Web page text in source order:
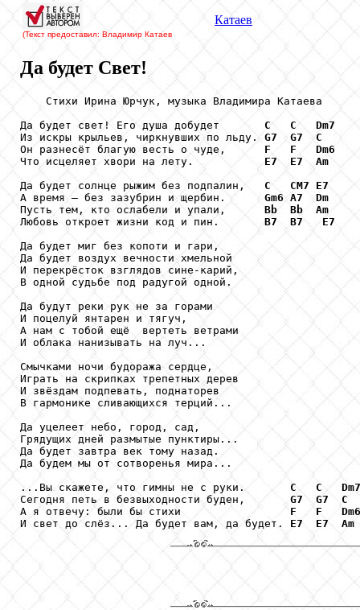
(Текст предоставил: Владимир Катаев
Катаев
Да будет Свет!
    Стихи Ирина Юрчук, музыка Владимира Катаева
Да будет свет! Его душа добудет C C
Dm7
Из искры крыльев, чиркнувших по льду. G7 G7
C
Он разнесёт благую весть о чуде, F F
Dm6
Что исцеляет хвори на лету. E7 E7
Am
Да будет солнце рыжим без подпалин, C CM7
E7
А время – без зазубрин и щербин. Gm6 A7
Dm
Пусть тем, кто ослабели и упали, Bb Bb
Am
Любовь откроет жизни код и пин. B7 B7
E7
Да будет миг без копоти и гари,
Да будет воздух вечности хмельной
И перекрёсток взглядов сине-карий,
В одной судьбе под радугой одной.
Да будут реки рук не за горами
И поцелуй янтарен и тягуч,
А нам с тобой ещё  вертеть ветрами
И облака нанизывать на луч...
Смычками ночи будоража сердце,
Играть на скрипках трепетных дерев
И звёздам подпевать, поднаторев
В гармонике сливающихся терций...
Да уцелеет небо, город, сад,
Грядущих дней размытые пунктиры...
Да будет завтра век тому назад.
Да будем мы от сотворенья мира...
...Вы скажете, что гимны не с руки. C C
Dm7
Сегодня петь в безвыходности буден, G7 G7
C
А я отвечу: были бы стихи F F
Dm6
И свет до слёз... Да будет вам, да будет. E7 E7 Am